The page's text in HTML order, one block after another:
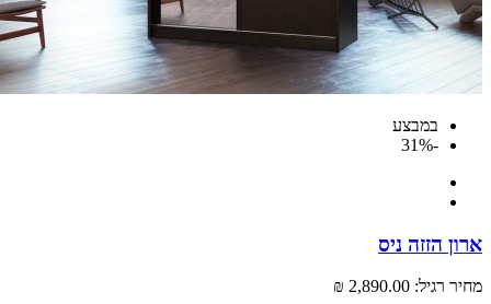
במבצע
הזזה ניס
רגיל: 2,890.00 ₪